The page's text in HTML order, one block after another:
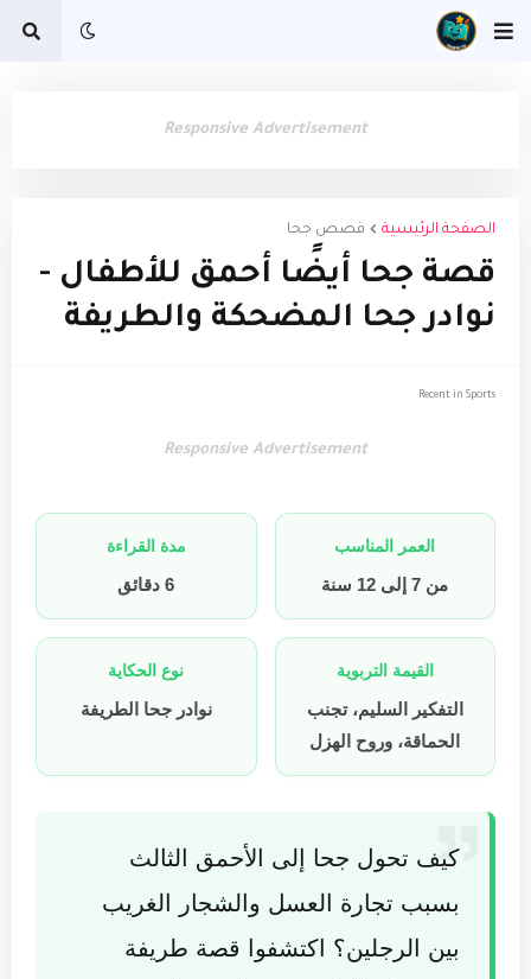
Responsive Advertisement
الصفحة الرئيسية قصص جحا
قصة جحا أيضًا أحمق للأطفال -
نوادر جحا المضحكة والطريفة
Recent in Sports
Responsive Advertisement
العمر المناسب
من 7 إلى 12 سنة
مدة القراءة
6 دقائق
القيمة التربوية
التفكير السليم، تجنب
الحماقة، وروح الهزل
نوع الحكاية
نوادر جحا الطريفة
كيف تحول جحا إلى الأحمق الثالث
بسبب تجارة العسل والشجار الغريب
بين الرجلين؟ اكتشفوا قصة طريفة